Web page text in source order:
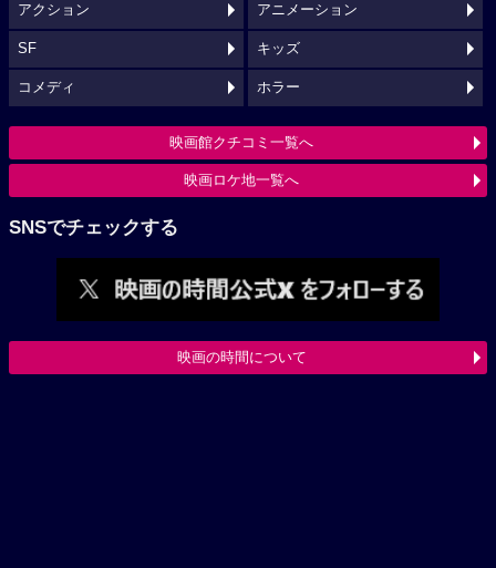
アクション アニメーション
SF キッズ
コメディ ホラー
映画館クチコミ一覧へ
映画ロケ地一覧へ
SNSでチェックする
映画の時間について